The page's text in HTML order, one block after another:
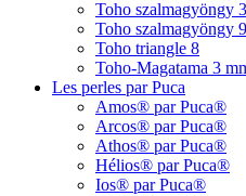
Toho szalmagyöngy
Toho szalmagyöngy
Toho triangle 8
Toho-Magatama 3
Les perles par Puca
Amos® par Puca®
Arcos® par Puca®
Athos® par Puca®
Hélios® par Puca®
Ios® par Puca®